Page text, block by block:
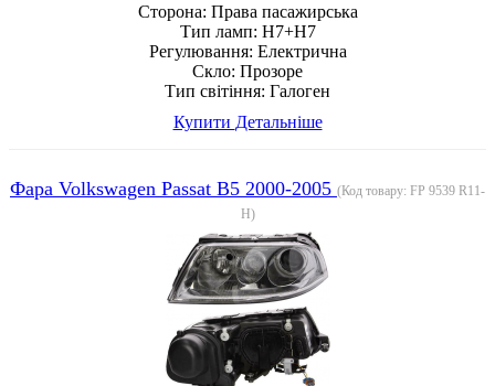
Сторона: Права пасажирська
Тип ламп: H7+H7
Регулювання: Електрична
Скло: Прозоре
Тип світіння: Галоген
Купити Детальніше
Фара Volkswagen Passat B5 2000-2005 (Код товару: FP 9539 R11-
H)